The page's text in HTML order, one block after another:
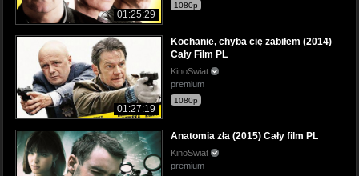
01:25:29
1080p
01:27:19
Kochanie, chyba cię zabiłem (2014)
Cały Film PL
KinoSwiat
premium
1080p
Anatomia zła (2015) Cały film PL
KinoSwiat
premium